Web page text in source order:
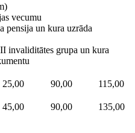
vecumu
pensija un kura uzrāda
invaliditātes grupa un kura
25,00 90,00 115,00
45,00 90,00 135,00